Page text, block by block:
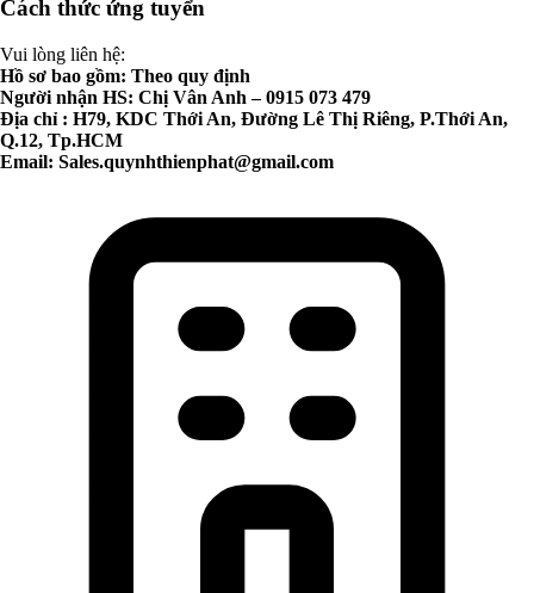
Cách thức ứng tuyển
Vui lòng liên hệ:
Hồ sơ bao gồm: Theo quy định
Người nhận HS: Chị Vân Anh – 0915 073 479
Địa chỉ : H79, KDC Thới An, Đường Lê Thị Riêng, P.Thới An,
Q.12, Tp.HCM
Email: Sales.quynhthienphat@gmail.com